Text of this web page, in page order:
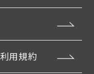
用規約